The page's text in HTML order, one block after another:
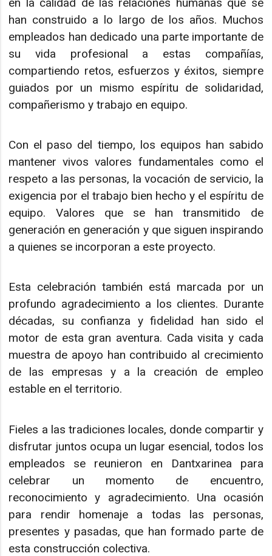
han construido a lo largo de los años. Muchos
empleados han dedicado una parte importante de
su vida profesional a estas compañías,
compartiendo retos, esfuerzos y éxitos, siempre
guiados por un mismo espíritu de solidaridad,
compañerismo y trabajo en equipo.
Con el paso del tiempo, los equipos han sabido
mantener vivos valores fundamentales como el
respeto a las personas, la vocación de servicio, la
exigencia por el trabajo bien hecho y el espíritu de
equipo. Valores que se han transmitido de
generación en generación y que siguen inspirando
a quienes se incorporan a este proyecto.
Esta celebración también está marcada por un
profundo agradecimiento a los clientes. Durante
décadas, su confianza y fidelidad han sido el
motor de esta gran aventura. Cada visita y cada
muestra de apoyo han contribuido al crecimiento
de las empresas y a la creación de empleo
estable en el territorio.
Fieles a las tradiciones locales, donde compartir y
disfrutar juntos ocupa un lugar esencial, todos los
empleados se reunieron en Dantxarinea para
celebrar un momento de encuentro,
reconocimiento y agradecimiento. Una ocasión
para rendir homenaje a todas las personas,
presentes y pasadas, que han formado parte de
esta construcción colectiva.